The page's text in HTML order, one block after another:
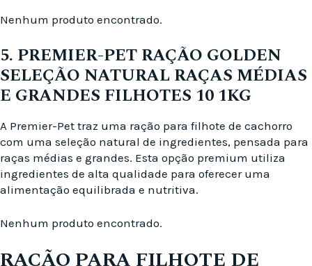
Nenhum produto encontrado.
5. PREMIER-PET RAÇÃO GOLDEN
SELEÇÃO NATURAL RAÇAS MÉDIAS
E GRANDES FILHOTES 10 1KG
A Premier-Pet traz uma ração para filhote de cachorro
com uma seleção natural de ingredientes, pensada para
raças médias e grandes. Esta opção premium utiliza
ingredientes de alta qualidade para oferecer uma
alimentação equilibrada e nutritiva.
Nenhum produto encontrado.
RAÇÃO PARA FILHOTE DE